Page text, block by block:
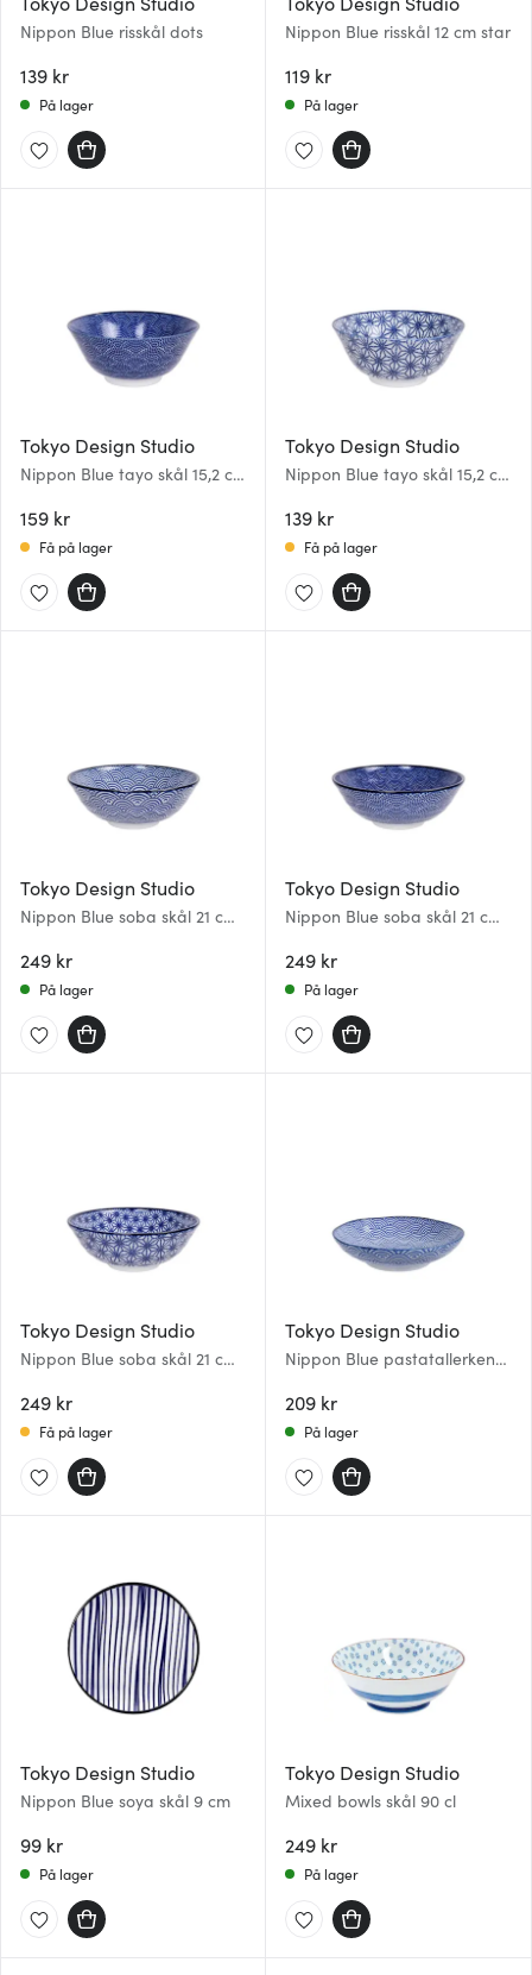
Nippon Blue risskål dots
139 kr
På lager
Nippon Blue risskål 12 cm star
119 kr
På lager
Tokyo Design Studio
Nippon Blue tayo skål 15,2 cm
159 kr
Få på lager
Tokyo Design Studio
Nippon Blue tayo skål 15,2 cm
139 kr
Få på lager
Tokyo Design Studio
Nippon Blue soba skål 21 cm
249 kr
På lager
Tokyo Design Studio
Nippon Blue soba skål 21 cm
249 kr
På lager
Tokyo Design Studio
Nippon Blue soba skål 21 cm
249 kr
Få på lager
Tokyo Design Studio
Nippon Blue pastatallerken
209 kr
På lager
Tokyo Design Studio
Nippon Blue soya skål 9 cm
99 kr
På lager
Tokyo Design Studio
Mixed bowls skål 90 cl
249 kr
På lager